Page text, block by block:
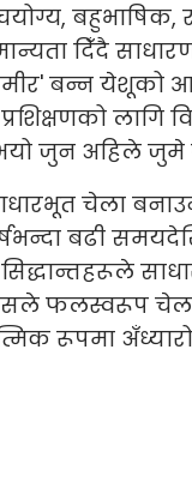
बहुभाषिक, र
दिँदै
बन्न येशूको
लागि
जुन अहिले जुमे
चेला
बढी
फलस्वरूप
रूपमा अँध्यारो